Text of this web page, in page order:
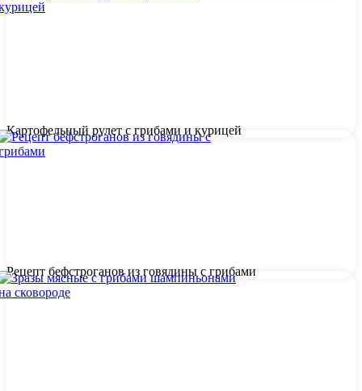
Картофельный рулет с грибами и курицей
Рецепт бефстроганов из говядины с грибами